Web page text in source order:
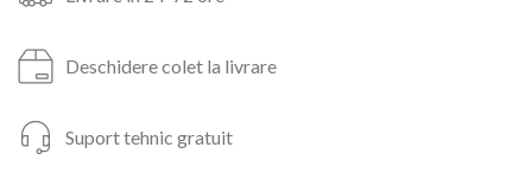
Deschidere colet la livrare
Suport tehnic gratuit